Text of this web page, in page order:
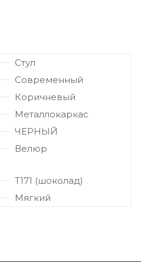
Стул
Современный
Коричневый
Металлокаркас
ЧЕРНЫЙ
Велюр
Т171 (шоколад)
Мягкий